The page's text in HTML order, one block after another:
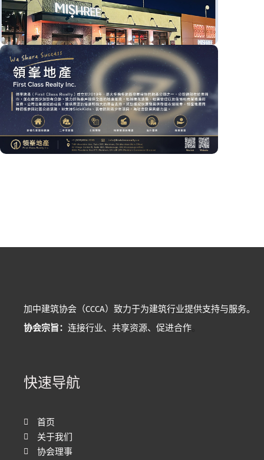
加中建筑协会（CCCA）致力于为建筑行业提供支持与服务。
协会宗旨： 连接行业、共享资源、促进合作
快速导航
首页
关于我们
协会理事